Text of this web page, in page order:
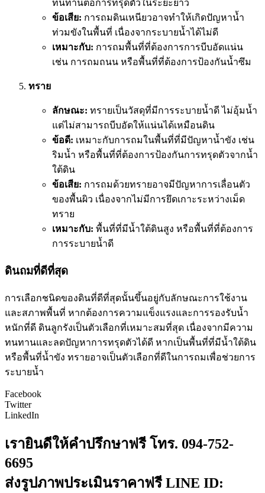
ทนทานต่อการทรุดตัวในระยะยาว
ข้อเสีย: การถมดินเหนียวอาจทำให้เกิดปัญหาน้ำ
ท่วมขังในพื้นที่ เนื่องจากระบายน้ำได้ไม่ดี
เหมาะกับ: การถมพื้นที่ที่ต้องการการบีบอัดแน่น
เช่น การถมถนน หรือพื้นที่ที่ต้องการป้องกันน้ำซึม
ทราย
ลักษณะ: ทรายเป็นวัสดุที่มีการระบายน้ำดี ไม่อุ้มน้ำ
แต่ไม่สามารถบีบอัดให้แน่นได้เหมือนดิน
ข้อดี: เหมาะกับการถมในพื้นที่ที่มีปัญหาน้ำขัง เช่น
ริมน้ำ หรือพื้นที่ที่ต้องการป้องกันการทรุดตัวจากน้ำ
ใต้ดิน
ข้อเสีย: การถมด้วยทรายอาจมีปัญหาการเลื่อนตัว
ของพื้นผิว เนื่องจากไม่มีการยึดเกาะระหว่างเม็ด
ทราย
เหมาะกับ: พื้นที่ที่มีน้ำใต้ดินสูง หรือพื้นที่ที่ต้องการ
การระบายน้ำดี
ดินถมที่ดีที่สุด
การเลือกชนิดของดินที่ดีที่สุดนั้นขึ้นอยู่กับลักษณะการใช้งาน
และสภาพพื้นที่ หากต้องการความแข็งแรงและการรองรับน้ำ
หนักที่ดี ดินลูกรังเป็นตัวเลือกที่เหมาะสมที่สุด เนื่องจากมีความ
ทนทานและลดปัญหาการทรุดตัวได้ดี หากเป็นพื้นที่ที่มีน้ำใต้ดิน
หรือพื้นที่น้ำขัง ทรายอาจเป็นตัวเลือกที่ดีในการถมเพื่อช่วยการ
ระบายน้ำ
Facebook
Twitter
LinkedIn
เรายินดีให้คำปรึกษาฟรี โทร. 094-752-
6695
ส่งรูปภาพประเมินราคาฟรี LINE ID: